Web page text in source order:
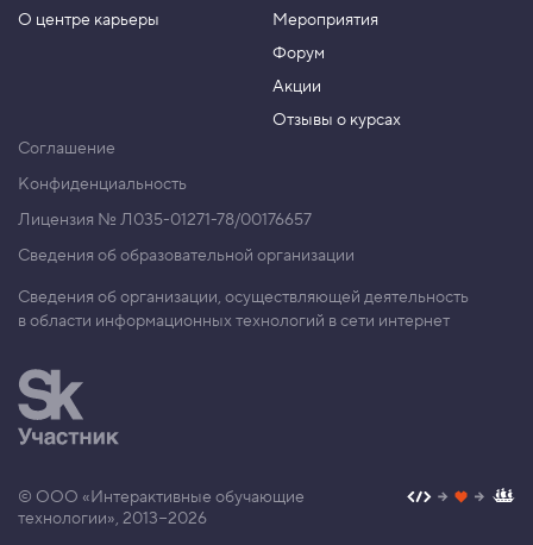
О центре карьеры
Мероприятия
Форум
Акции
Отзывы о курсах
Соглашение
Конфиденциальность
Лицензия № Л035-01271-78/00176657
Сведения об образовательной организации
Сведения об организации, осуществляющей деятельность
в области информационных технологий в сети интернет
© ООО «Интерактивные обучающие
технологии», 2013−2026